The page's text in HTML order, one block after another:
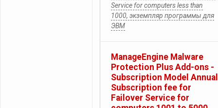
Service for computers less than
1000, экземпляр программы для
ЭВМ
ManageEngine Malware
Protection Plus Add-ons -
Subscription Model Annual
Subscription fee for
Failover Service for